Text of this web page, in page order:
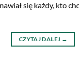
się każdy, kto
CZYTAJ DALEJ →